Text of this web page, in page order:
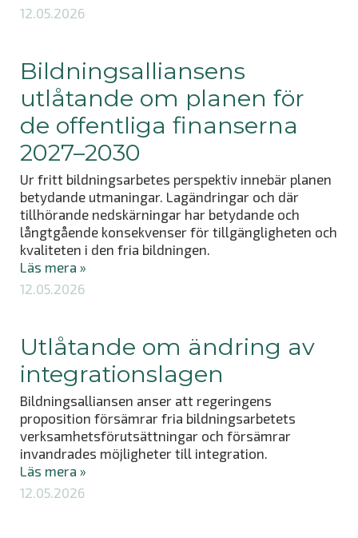
12.05.2026
Bildningsalliansens
utlåtande om planen för
de offentliga finanserna
2027–2030
Ur fritt bildningsarbetes perspektiv innebär planen
betydande utmaningar. Lagändringar och där
tillhörande nedskärningar har betydande och
långtgående konsekvenser för tillgängligheten och
kvaliteten i den fria bildningen.
Läs mera »
12.05.2026
Utlåtande om ändring av
integrationslagen
Bildningsalliansen anser att regeringens
proposition försämrar fria bildningsarbetets
verksamhetsförutsättningar och försämrar
invandrades möjligheter till integration.
Läs mera »
12.05.2026